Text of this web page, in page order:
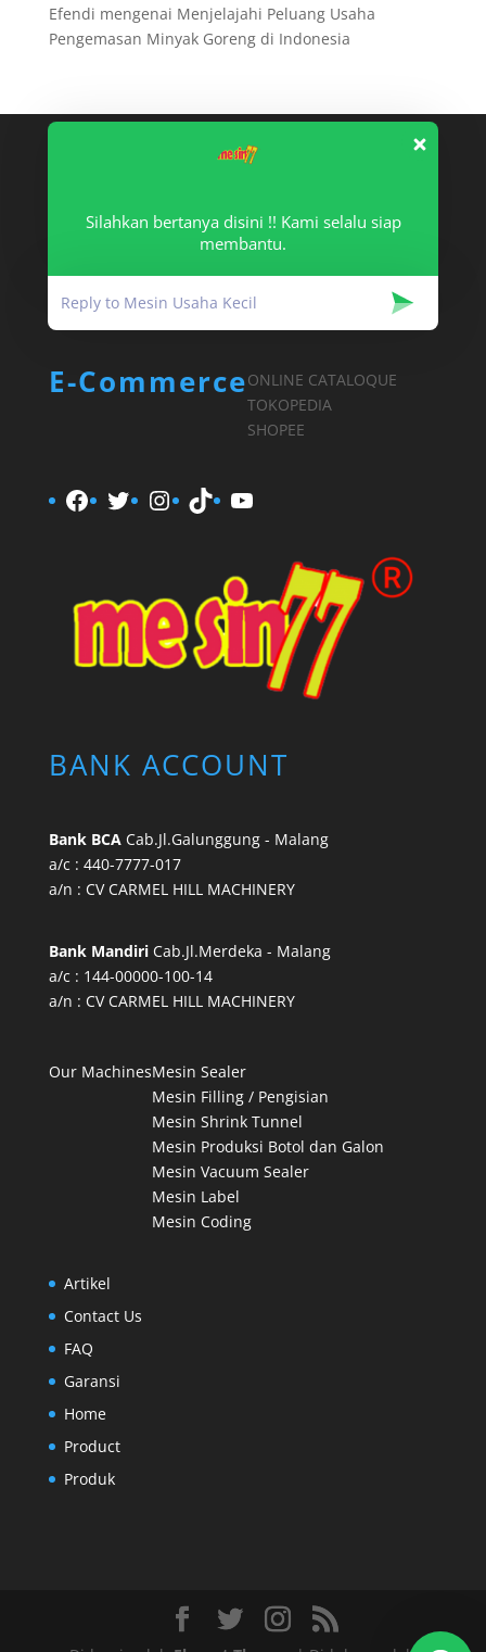
Efendi mengenai Menjelajahi Peluang Usaha
Pengemasan Minyak Goreng di Indonesia
Article Categories
Info Mesin
Pengetahuan Umum
Uncategorized
E-CommerceONLINE CATALOQUE
TOKOPEDIA
SHOPEE
Facebook
TwitterInstagram
TikTokYouTube
BANK ACCOUNT
Bank BCA Cab.Jl.Galunggung - Malang
a/c : 440-7777-017
a/n : CV CARMEL HILL MACHINERY
Bank MandiriCab.Jl.Merdeka - Malang
a/c : 144-00000-100-14
a/n : CV CARMEL HILL MACHINERY
Our MachinesMesin Sealer
Mesin Filling / Pengisian
Mesin Shrink Tunnel
Mesin Produksi Botol dan Galon
Mesin Vacuum Sealer
Mesin Label
Mesin Coding
Artikel
Contact Us
FAQ
Garansi
Home
Product
Produk
Silahkan bertanya disini !! Kami selalu siap
membantu.